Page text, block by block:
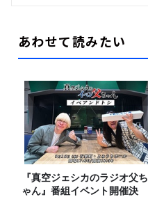
あわせて読みたい
『真空ジェシカのラジオ父ち
ゃん』番組イベント開催決